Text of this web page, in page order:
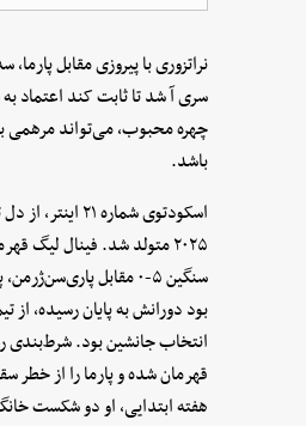
نراتزوری با پیروزی مقابل
سری آ شد تا ثابت کند اعتماد
چهره محبوب، می‌تواند
باشد.
۲۰۲۵ متولد شد. فینال
سنگین ۵-۰ مقابل
بود دورانش به پایان رسیده، از
انتخاب جانشین بود. شرط‌بندی
هفته ابتدایی، او دو شکست